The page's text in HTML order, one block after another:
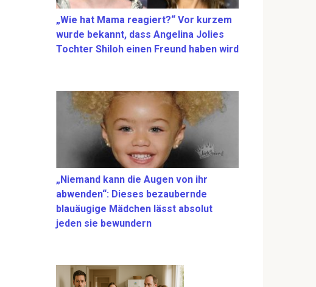
„Wie hat Mama reagiert?“ Vor kurzem
wurde bekannt, dass Angelina Jolies
Tochter Shiloh einen Freund haben wird
„Niemand kann die Augen von ihr
abwenden“: Dieses bezaubernde
blauäugige Mädchen lässt absolut
jeden sie bewundern